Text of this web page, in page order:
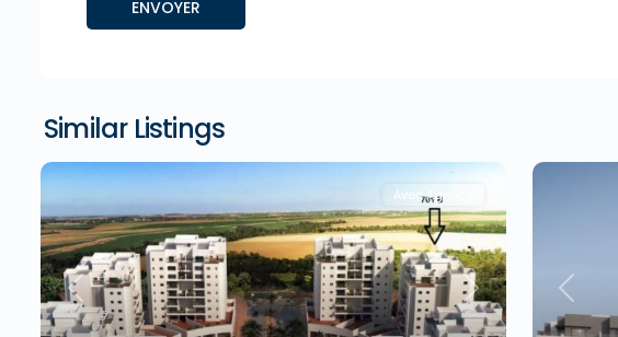
Similar Listings
Previous Next
Avec Agence
Previous